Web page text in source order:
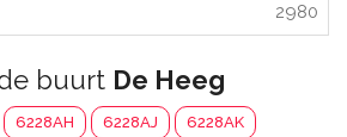
2980
buurt De Heeg
6228AH 6228AJ 6228AK